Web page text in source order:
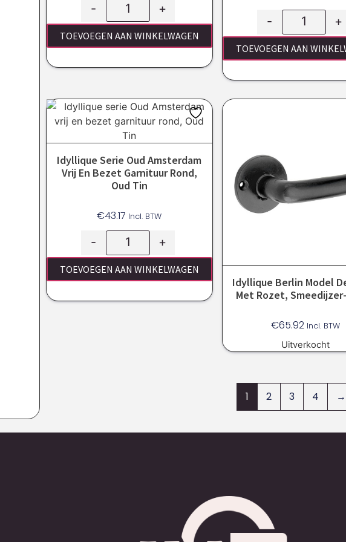
- +
TOEVOEGEN AAN WINKELWAGEN
- +
TOEVOEGEN AAN
Idyllique Serie Oud Amsterdam
Vrij En Bezet Garnituur Rond,
Oud Tin
€43.17 Incl. BTW
- +
TOEVOEGEN AAN WINKELWAGEN
Idyllique Berlin Model
Met Rozet,
€65.92 Incl. BTW
Uitverkocht
1 2 3 4 →